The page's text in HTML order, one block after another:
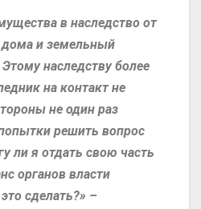
в наследство от
дома и земельный
наследству более
на контакт не
не один раз
решить вопрос
ли я отдать свою часть
органов власти
сделать?» –